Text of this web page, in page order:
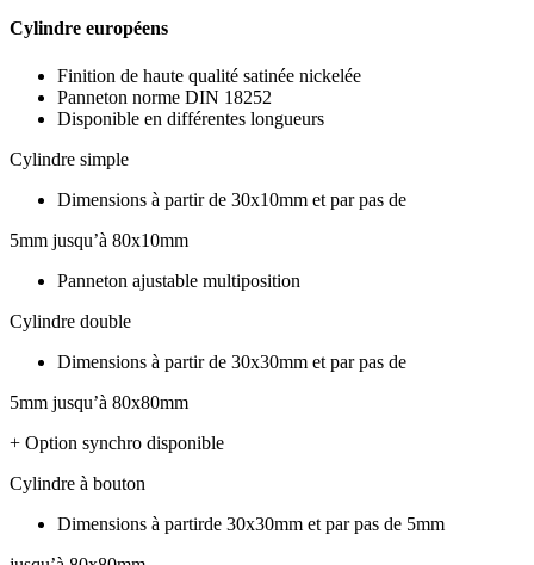
Cylindre européens
Finition de haute qualité satinée nickelée
Panneton norme DIN 18252
Disponible en différentes longueurs
Cylindre simple
Dimensions à partir de 30x10mm et par pas de
5mm jusqu’à 80x10mm
Panneton ajustable multiposition
Cylindre double
Dimensions à partir de 30x30mm et par pas de
5mm jusqu’à 80x80mm
+ Option synchro disponible
Cylindre à bouton
Dimensions à partirde 30x30mm et par pas de 5mm